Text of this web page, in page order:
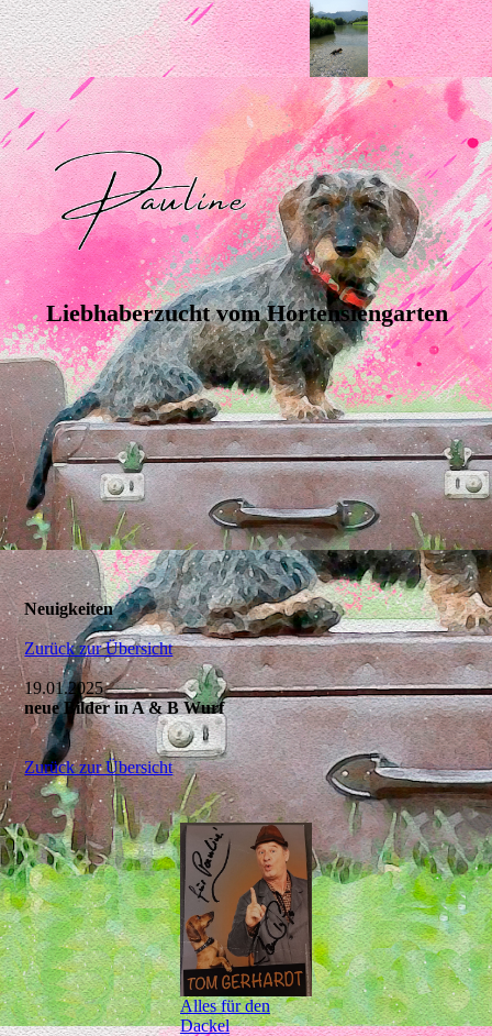
Liebhaberzucht vom Hortensiengarten
Neuigkeiten
Zurück zur Übersicht
19.01.2025
neue Bilder in A & B Wurf
Zurück zur Übersicht
Alles für den
Dackel